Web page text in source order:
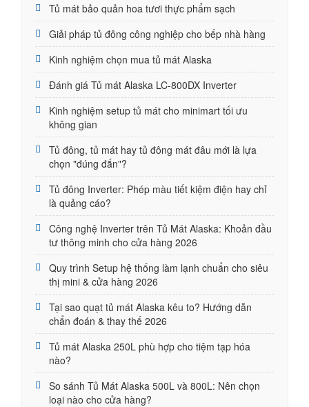
Tủ mát bảo quản hoa tươi thực phẩm sạch
Giải pháp tủ đông công nghiệp cho bếp nhà hàng
Kinh nghiệm chọn mua tủ mát Alaska
Đánh giá Tủ mát Alaska LC-800DX Inverter
Kinh nghiệm setup tủ mát cho minimart tối ưu
không gian
Tủ đông, tủ mát hay tủ đông mát đâu mới là lựa
chọn "đúng đắn"?
Tủ đông Inverter: Phép màu tiết kiệm điện hay chỉ
là quảng cáo?
Công nghệ Inverter trên Tủ Mát Alaska: Khoản đầu
tư thông minh cho cửa hàng 2026
Quy trình Setup hệ thống làm lạnh chuẩn cho siêu
thị mini & cửa hàng 2026
Tại sao quạt tủ mát Alaska kêu to? Hướng dẫn
chẩn đoán & thay thế 2026
Tủ mát Alaska 250L phù hợp cho tiệm tạp hóa
nào?
So sánh Tủ Mát Alaska 500L và 800L: Nên chọn
loại nào cho cửa hàng?